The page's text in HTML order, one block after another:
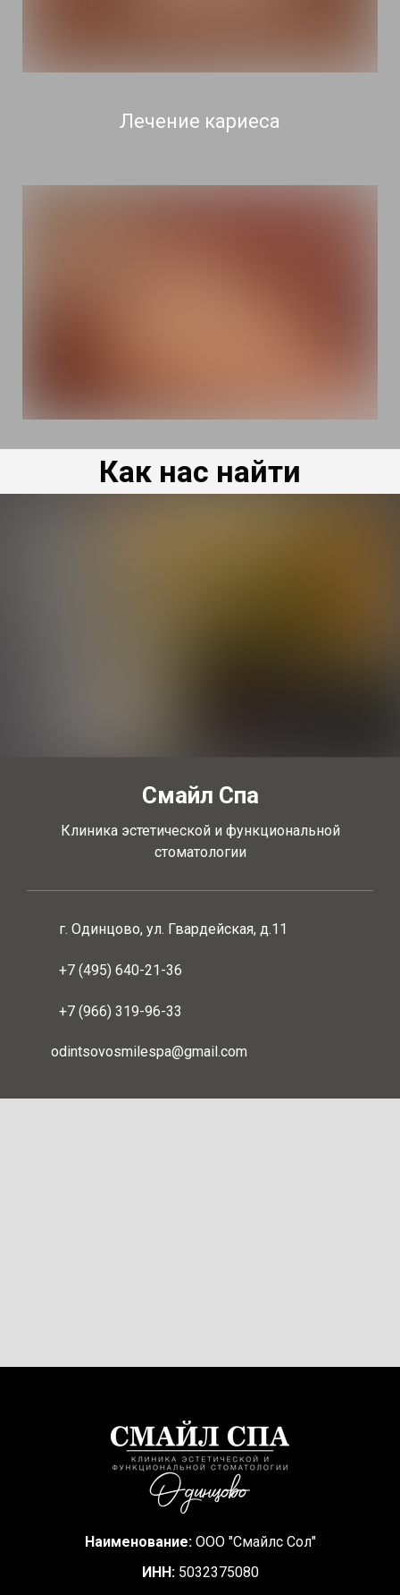
Лечение кариеса
Как нас найти
Смайл Спа
Клиника эстетической и функциональной
стоматологии
г. Одинцово, ул. Гвардейская, д.11
+7 (495) 640-21-36
+7 (966) 319-96-33
odintsovosmilespa@gmail.com
Наименование:ООО "Смайлс Сол"
ИНН:5032375080